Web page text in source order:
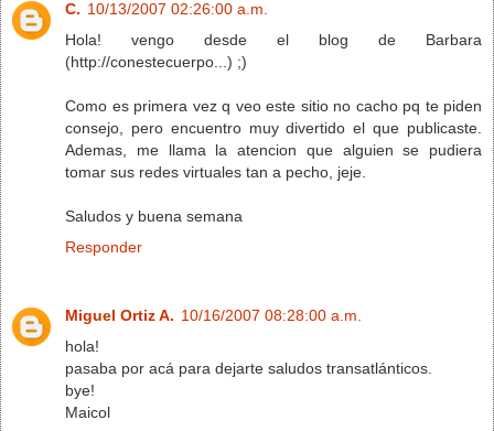
C. 10/13/2007 02:26:00 a.m.
Hola! vengo desde el blog de Barbara
(http://conestecuerpo...) ;)
Como es primera vez q veo este sitio no cacho pq te piden
consejo, pero encuentro muy divertido el que publicaste.
Ademas, me llama la atencion que alguien se pudiera
tomar sus redes virtuales tan a pecho, jeje.
Saludos y buena semana
Responder
Miguel Ortiz A. 10/16/2007 08:28:00 a.m.
hola!
pasaba por acá para dejarte saludos transatlánticos.
bye!
Maicol